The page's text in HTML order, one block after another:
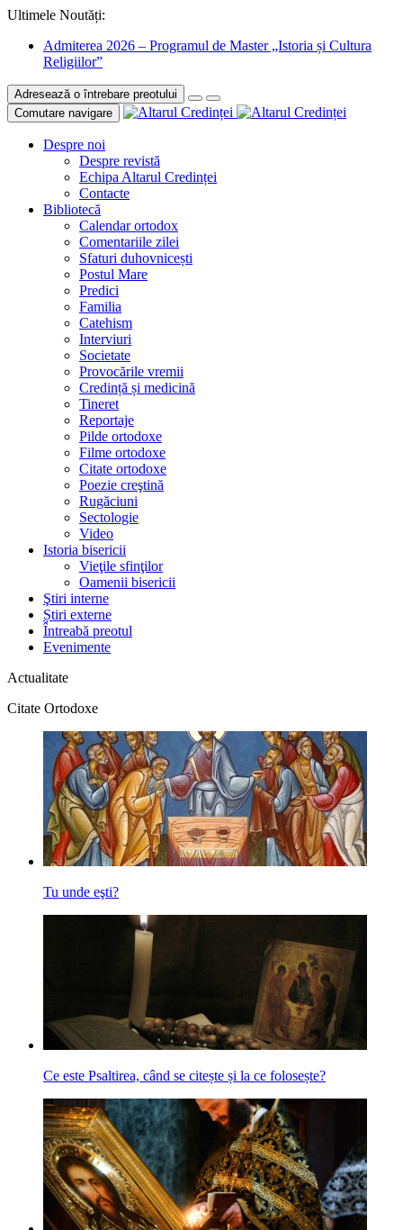
Ultimele Noutăți:
Admiterea 2026 – Programul de Master „Istoria și Cultura
Religiilor”
Adresează o întrebare preotului
Comutare navigare
Despre noi
Despre revistă
Echipa Altarul Credinței
Contacte
Bibliotecă
Calendar ortodox
Comentariile zilei
Sfaturi duhovnicești
Postul Mare
Predici
Familia
Catehism
Interviuri
Societate
Provocările vremii
Credință și medicină
Tineret
Reportaje
Pilde ortodoxe
Filme ortodoxe
Citate ortodoxe
Poezie creştină
Rugăciuni
Sectologie
Video
Istoria bisericii
Vieţile sfinţilor
Oamenii bisericii
Ştiri interne
Știri externe
Întreabă preotul
Evenimente
Actualitate
Citate Ortodoxe
Tu unde eşti?
Ce este Psaltirea, când se citește și la ce folosește?